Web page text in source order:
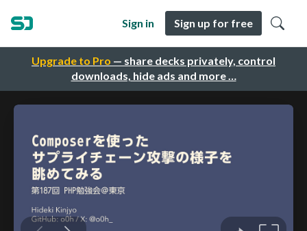
Upgrade to Pro — share decks privately, control
downloads, hide ads and more …
Sign in Sign up for free